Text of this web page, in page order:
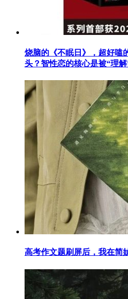
烧脑的《不眠日》，超好嗑
头？智性恋的核心是被“理解
高考作文题刷屏后，我在简